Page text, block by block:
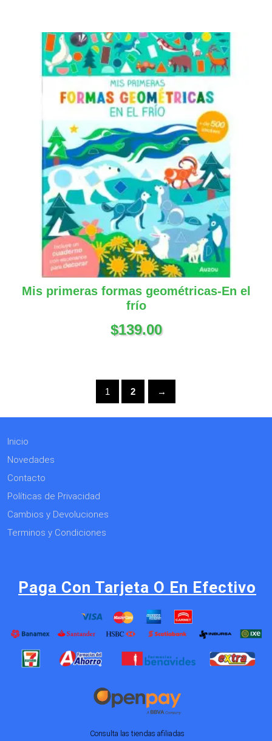
Mis primeras formas geométricas-En el
frío
$139.00
1 2 →
Inicio
Novedades
Contacto
Políticas de Privacidad
Cambios y Devoluciones
Terminos y Condiciones
Paga Con Tarjeta O En Efectivo
Consulta las tiendas afiliadas